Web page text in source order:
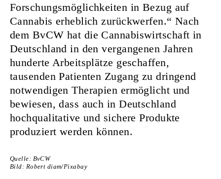
Forschungsmöglichkeiten in Bezug auf
Cannabis erheblich zurückwerfen.“ Nach
dem BvCW hat die Cannabiswirtschaft in
Deutschland in den vergangenen Jahren
hunderte Arbeitsplätze geschaffen,
tausenden Patienten Zugang zu dringend
notwendigen Therapien ermöglicht und
bewiesen, dass auch in Deutschland
hochqualitative und sichere Produkte
produziert werden können.
Quelle: BvCW
Bild: Robert diam/Pixabay